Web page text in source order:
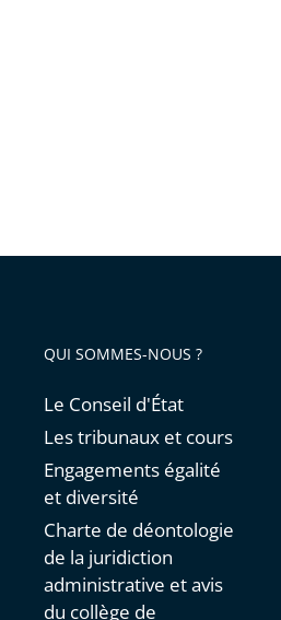
QUI SOMMES-NOUS ?
Le Conseil d'État
Les tribunaux et cours
Engagements égalité
et diversité
Charte de déontologie
de la juridiction
administrative et avis
du collège de